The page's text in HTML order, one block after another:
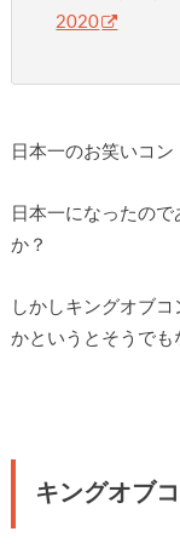
2020
日本一のお笑いコン
日本一になったの
か？
しかしキングオブ
かというとそうでも
キングオブ